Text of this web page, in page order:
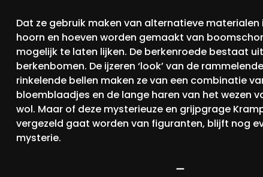
Dat ze gebruik maken van alternatieve materialen
hoorn en hoeven worden gemaakt van
mogelijk te laten lijken. De berkenroede bestaat
berkenbomen. De ijzeren ‘look’ van de
rinkelende bellen maken ze van een combinatie
bloemblaadjes en de lange haren van het wezen
wol. Maar of deze mysterieuze en grijpgrage
vergezeld gaat worden van figuranten, blijft nog
mysterie.
—